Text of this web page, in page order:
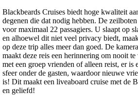
Blackbeards Cruises biedt hoge kwaliteit
degenen die dat nodig hebben. De
voor maximaal 22 passagiers. U slaapt op
en alhoewel dit niet veel privacy biedt,
op deze trip alles meer dan goed. De
maakt deze reis een herinnering om nooit
met een groep vrienden of alleen reist, er is
sfeer onder de gasten, waardoor nieuwe
is! Dit maakt een liveaboard cruise met de
en geliefd!